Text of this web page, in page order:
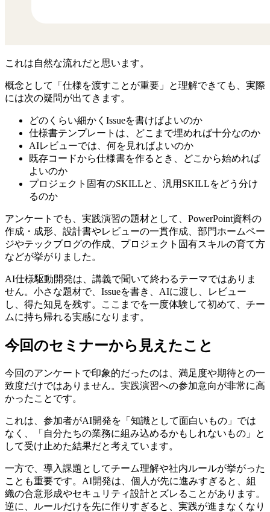
これは自然な流れだと思います。
概念として「仕様を渡すことが重要」と理解できても、実際
には次の疑問が出てきます。
どのくらい細かくIssueを書けばよいのか
仕様書テンプレートは、どこまで埋めれば十分なのか
AIレビューでは、何を見ればよいのか
既存コードから仕様書を作るとき、どこから始めれば
よいのか
プロジェクト固有のSKILLと、汎用SKILLをどう分け
るのか
アンケートでも、実践演習の題材として、PowerPoint資料の
作成・成形、設計書やレビューの一貫作成、部門ホームペー
ジやテックブログの作成、プロジェクト固有スキルの育て方
などが挙がりました。
AI仕様駆動開発は、講義で聞いて終わるテーマではありま
せん。小さな題材で、Issueを書き、AIに渡し、レビュー
し、得た知見を残す。ここまでを一度体験して初めて、チー
ムに持ち帰れる実感になります。
今回のセミナーから見えたこと
今回のアンケートで印象的だったのは、満足度や期待との一
致度だけではありません。実践演習への参加意向が非常に高
かったことです。
これは、参加者がAI開発を「知識として面白いもの」では
なく、「自分たちの業務に組み込めるかもしれないもの」と
して受け止めた結果だと考えています。
一方で、導入課題としてチーム理解や社内ルールが挙がった
ことも重要です。AI開発は、個人が先に進みすぎると、組
織の合意形成やセキュリティ設計とズレることがあります。
逆に、ルールだけを先に作りすぎると、実践が進まなくなり